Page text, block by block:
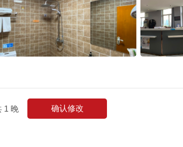
1 晚 确认修改